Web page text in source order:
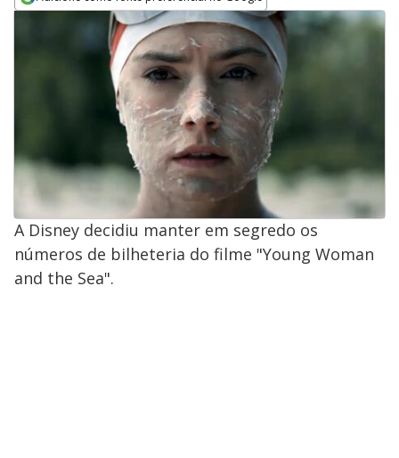
Opens in new window
A Disney decidiu manter em segredo os
números de bilheteria do filme "Young Woman
and the Sea".